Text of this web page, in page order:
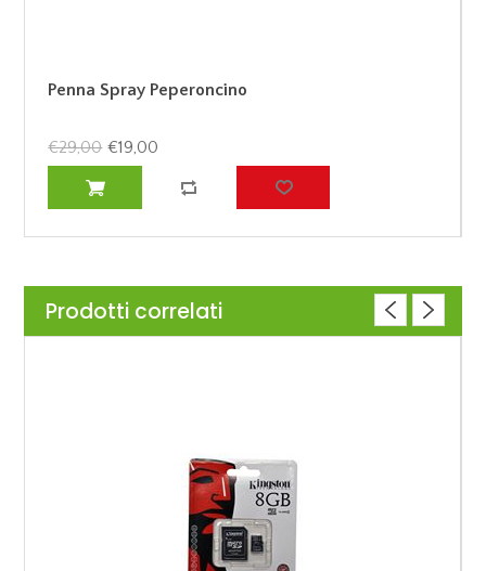
Penna Spray Peperoncino
€29,00 €19,00
Prodotti correlati